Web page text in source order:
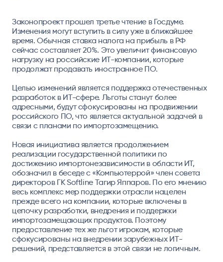
Законопроект прошел третье чтение в Госдуме.
Изменения могут вступить в силу уже в ближайшее
время. Обычная ставка налога на прибыль в РФ
сейчас составляет 20%. Это увеличит финансовую
нагрузку на российские ИТ-компании, которые
продолжат продавать иностранное ПО.
Целью изменений является поддержка отечественных
разработок в ИТ-сфере. Льготы станут более
адресными, будут сфокусированы на продвижении
российского ПО, что является актуальной задачей в
связи с планами по импортозамещению.
Новая инициатива является продолжением
реализации государственной политики по
достижению импортонезависимости в области ИТ,
обозначил в беседе с «Компьютеррой» член совета
директоров ГК Softline Тагир Яппаров. По его мнению
весь комплекс мер поддержки отрасли нацелен
прежде всего на компании, которые включены в
цепочку разработки, внедрения и поддержки
импортозамещающих продуктов. Поэтому
предоставление тех же льгот игрокам, которые
сфокусированы на внедрении зарубежных ИТ-
решений, представляется в этой связи не логичным.